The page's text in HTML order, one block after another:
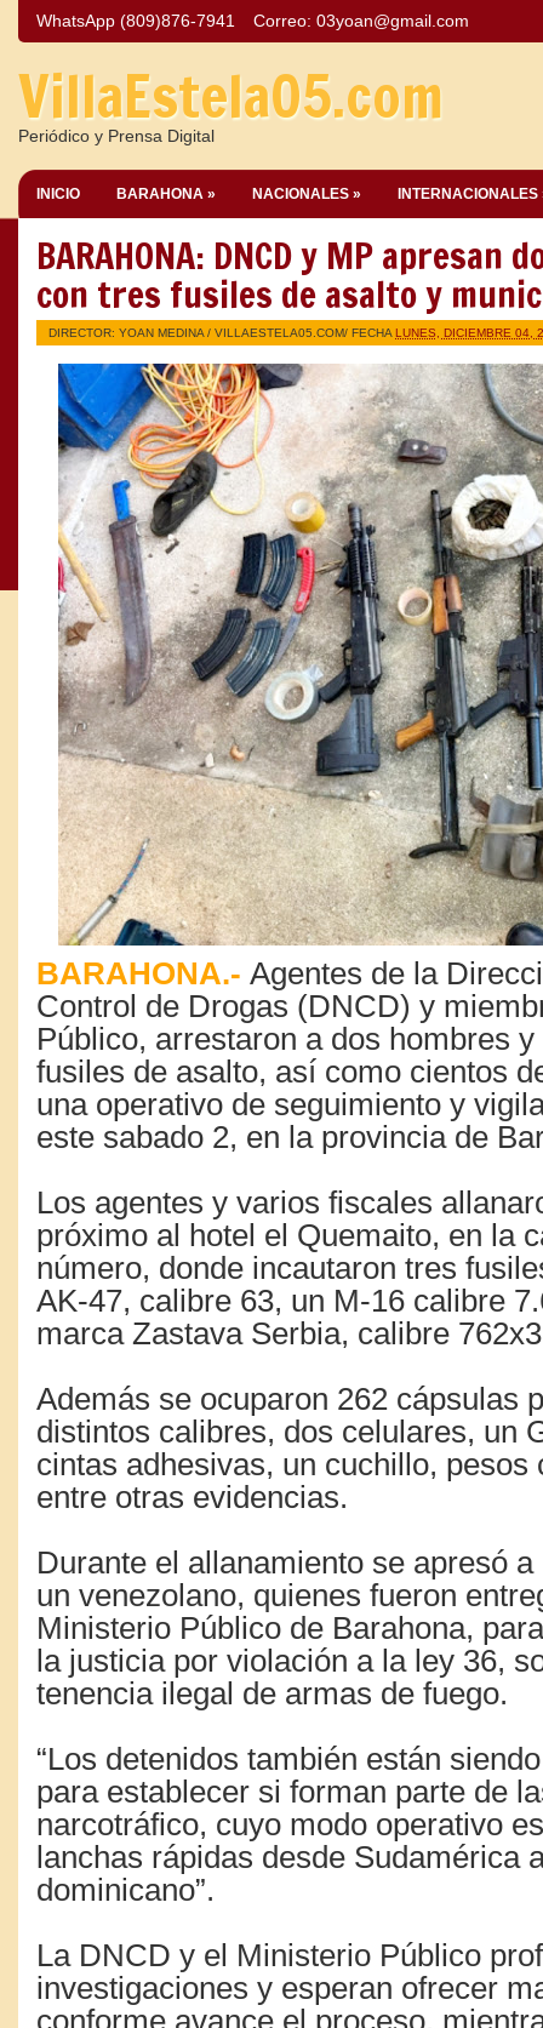
WhatsApp (809)876-7941 Correo: 03yoan@gmail.com
VillaEstela05.com
Periódico y Prensa Digital
INICIO BARAHONA » NACIONALES » INTERNACIONALES
BARAHONA: DNCD y MP apresan
con tres fusiles de asalto y
DIRECTOR: YOAN MEDINA / VILLAESTELA05.COM/ FECHA LUNES, DICIEMBRE 04,
BARAHONA.- Agentes de la
Control de Drogas (DNCD) y
Público, arrestaron a dos hombres
fusiles de asalto, así como cientos
una operativo de seguimiento y
este sabado 2, en la provincia de
Los agentes y varios fiscales
próximo al hotel el Quemaito, en la
número, donde incautaron tres
AK-47, calibre 63, un M-16 calibre
marca Zastava Serbia, calibre
Además se ocuparon 262 cápsulas
distintos calibres, dos celulares, un
cintas adhesivas, un cuchillo, pesos
entre otras evidencias.
Durante el allanamiento se apresó
un venezolano, quienes fueron
Ministerio Público de Barahona,
la justicia por violación a la ley 36,
tenencia ilegal de armas de fuego.
“Los detenidos también están
para establecer si forman parte de
narcotráfico, cuyo modo operativo
lanchas rápidas desde Sudamérica
dominicano”.
La DNCD y el Ministerio Público
investigaciones y esperan ofrecer
conforme avance el proceso,